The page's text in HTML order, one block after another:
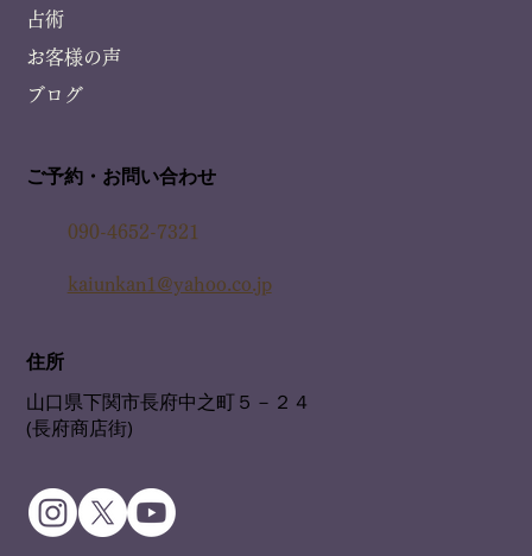
占術
お客様の声
ブログ
ご予約・お問い合わせ
090-4652-7321
kaiunkan1@yahoo.co.jp
住所
山口県下関市長府中之町５－２４
(長府商店街)